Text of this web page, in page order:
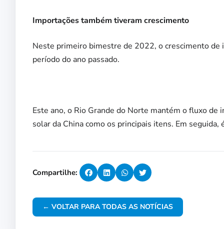
Importações também tiveram crescimento
Neste primeiro bimestre de 2022, o crescimento
período do ano passado.
Este ano, o Rio Grande do Norte mantém o fluxo
solar da China como os principais itens. Em
Compartilhe:
← VOLTAR PARA TODAS AS NOTÍCIAS